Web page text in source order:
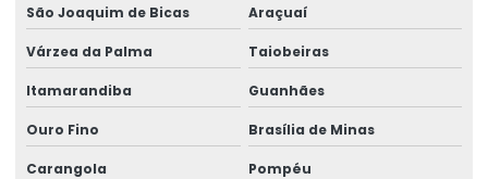
São Joaquim de Bicas Araçuaí
Várzea da Palma Taiobeiras
Itamarandiba Guanhães
Ouro Fino Brasília de Minas
Carangola Pompéu